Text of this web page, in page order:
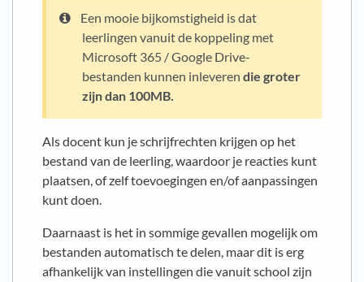
Een mooie bijkomstigheid is dat
leerlingen vanuit de koppeling met
Microsoft 365 / Google Drive-
bestanden kunnen inleveren die groter
zijn dan 100MB.
Als docent kun je schrijfrechten krijgen op het
bestand van de leerling, waardoor je reacties kunt
plaatsen, of zelf toevoegingen en/of aanpassingen
kunt doen.
Daarnaast is het in sommige gevallen mogelijk om
bestanden automatisch te delen, maar dit is erg
afhankelijk van instellingen die vanuit school zijn